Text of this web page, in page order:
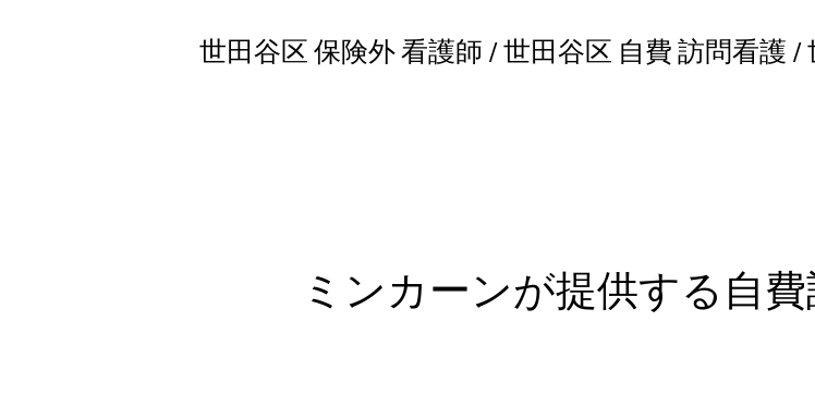
世田谷区 保険外 看護師 / 世田谷区 自費 訪問看護 /
ミンカーンが提供する自